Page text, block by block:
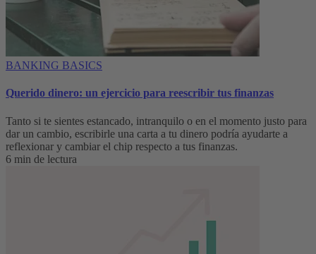
BANKING BASICS
Querido dinero: un ejercicio para reescribir tus finanzas
Tanto si te sientes estancado, intranquilo o en el momento justo para
dar un cambio, escribirle una carta a tu dinero podría ayudarte a
reflexionar y cambiar el chip respecto a tus finanzas.
6 min de lectura